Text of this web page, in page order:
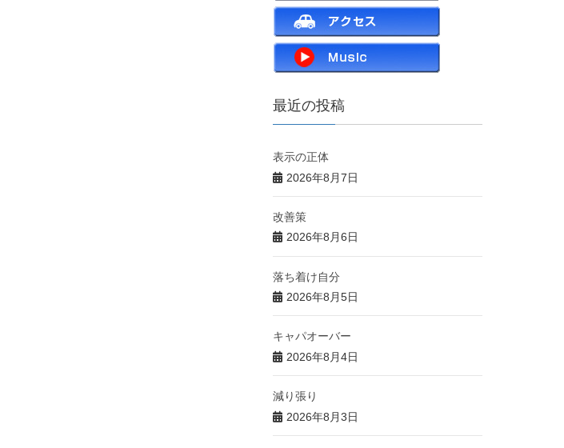
最近の投稿
表示の正体
2026年8月7日
改善策
2026年8月6日
落ち着け自分
2026年8月5日
キャパオーバー
2026年8月4日
減り張り
2026年8月3日